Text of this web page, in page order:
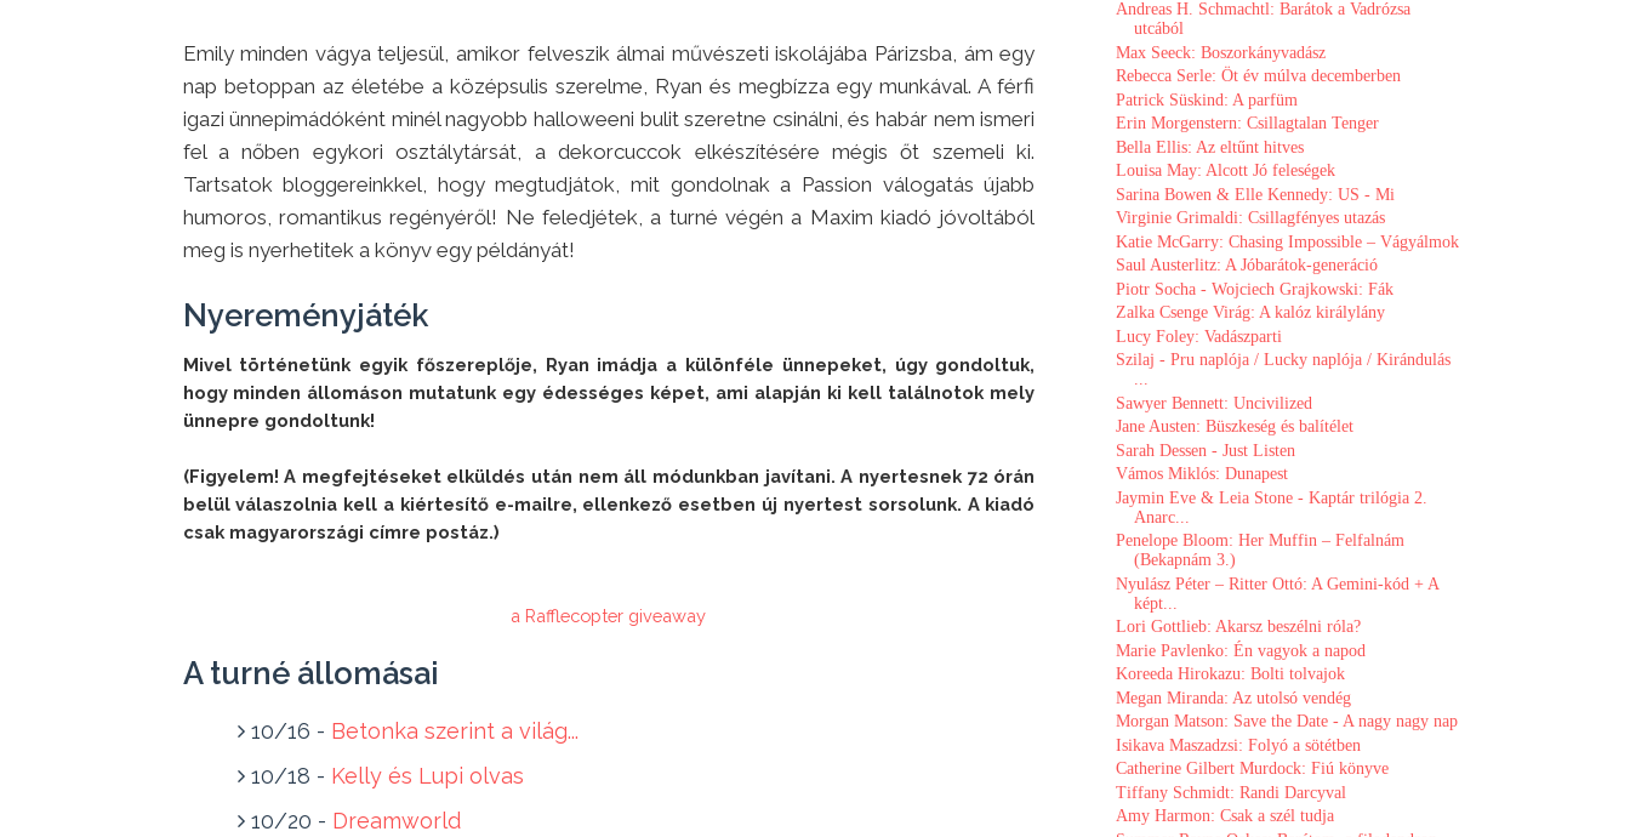
Emily minden vágya teljesül, amikor felveszik álmai művészeti iskolájába Párizsba, ám egy
nap betoppan az életébe a középsulis szerelme, Ryan és megbízza egy munkával. A férfi
igazi ünnepimádóként minél nagyobb halloweeni bulit szeretne csinálni, és habár nem ismeri
fel a nőben egykori osztálytársát, a dekorcuccok elkészítésére mégis őt szemeli ki.
Tartsatok bloggereinkkel, hogy megtudjátok, mit gondolnak a Passion válogatás újabb
humoros, romantikus regényéről! Ne feledjétek, a turné végén a Maxim kiadó jóvoltából
meg is nyerhetitek a könyv egy példányát!
Nyereményjáték
Mivel történetünk egyik főszereplője, Ryan imádja a különféle ünnepeket, úgy gondoltuk,
hogy minden állomáson mutatunk egy édességes képet, ami alapján ki kell találnotok mely
ünnepre gondoltunk!
(Figyelem! A megfejtéseket elküldés után nem áll módunkban javítani. A nyertesnek 72 órán
belül válaszolnia kell a kiértesítő e-mailre, ellenkező esetben új nyertest sorsolunk. A kiadó
csak magyarországi címre postáz.)
a Rafflecopter giveaway
A turné állomásai
10/16 - Betonka szerint a világ...
10/18 - Kelly és Lupi olvas
10/20 - Dreamworld
Andreas H. Schmachtl: Barátok ​a Vadrózsa
utcából
Max Seeck: Boszorkányvadász
Rebecca Serle: Öt ​év múlva decemberben
Patrick Süskind: A parfüm
Erin Morgenstern: Csillagtalan Tenger
Bella Ellis: Az eltűnt hitves
Louisa May: Alcott Jó ​feleségek
Sarina Bowen & Elle Kennedy: US - Mi
Virginie Grimaldi: Csillagfényes utazás
Katie McGarry: Chasing Impossible – Vágyálmok
Saul Austerlitz: A Jóbarátok-generáció
Piotr Socha - Wojciech Grajkowski: Fák
Zalka Csenge Virág: A kalóz királylány
Lucy Foley: Vadászparti
Szilaj - Pru naplója / Lucky naplója / Kirándulás
...
Sawyer Bennett: Uncivilized ​
Jane Austen: Büszkeség és balítélet
Sarah Dessen - Just Listen
Vámos Miklós: Dunapest
Jaymin Eve & Leia Stone - Kaptár trilógia 2.
Anarc...
Penelope Bloom: Her ​Muffin – Felfalnám
(Bekapnám 3.)
Nyulász Péter – Ritter Ottó: A Gemini-kód + A
képt...
Lori Gottlieb: Akarsz beszélni róla?
Marie Pavlenko: Én vagyok a napod
Koreeda Hirokazu: Bolti tolvajok
Megan Miranda: Az utolsó vendég
Morgan Matson: Save the Date - A nagy nagy nap
Isikava Maszadzsi: Folyó a sötétben
Catherine Gilbert Murdock: Fiú könyve
Tiffany Schmidt: Randi Darcyval
Amy Harmon: Csak a szél tudja